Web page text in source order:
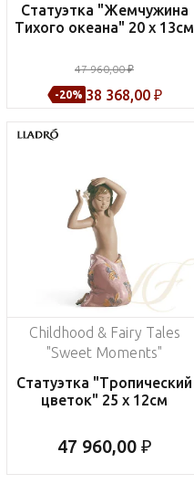
Статуэтка "Жемчужина
Тихого океана" 20 x 13см
47 960,00 ₽
-20% 38 368,00 ₽
Childhood & Fairy Tales
"Sweet Moments"
Статуэтка "Тропический
цветок" 25 x 12см
47 960,00 ₽